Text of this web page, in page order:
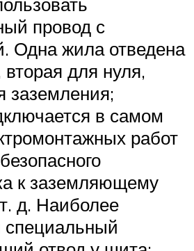
провод с
Одна жила отведена
для нуля,
заземления;
в самом
работ
к заземляющему
д. Наиболее
специальный